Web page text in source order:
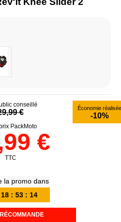
conseillé
€ Économie réalisée
-10%
PackMoto
€
TTC
la promo dans
18 : 53 : 13